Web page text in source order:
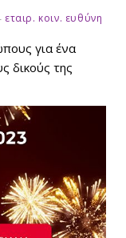
εταιρ. κοιν. ευθύνη
για ένα
δικούς της